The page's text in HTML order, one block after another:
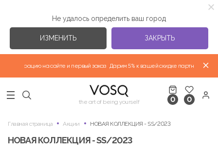
Не удалось определить ваш город
ИЗМЕНИТЬ ЗАКРЫТЬ
на сайте и первый заказ Дарим 5% к вашей скидке партнера за
ВЕРХНЯЯ ОДЕЖДА "ВЕСНА-ЛЕТО 2026"
НОВАЯ КОЛЛЕКЦИЯthe art of being yourself 0 0
Главная страница Акции НОВАЯ КОЛЛЕКЦИЯ - SS/2023
НОВАЯ КОЛЛЕКЦИЯ - SS/2023